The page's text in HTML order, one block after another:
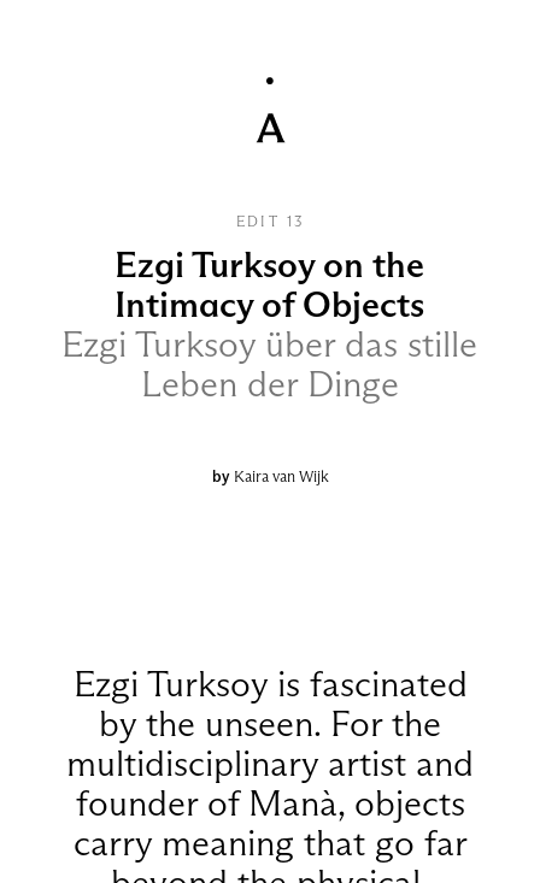
EDIT 13
Ezgi Turksoy on the
Intimacy of Objects
Ezgi Turksoy über das stille
Leben der Dinge
by Kaira van Wijk
Ezgi Turksoy is fascinated
by the unseen. For the
multidisciplinary artist and
founder of Manà, objects
carry meaning that go far